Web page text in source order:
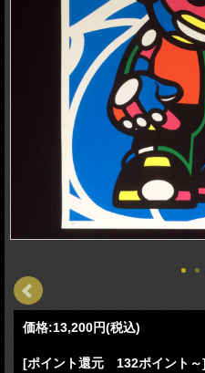
価格:13,200円(税込)
[ポイント還元 132ポイント～]